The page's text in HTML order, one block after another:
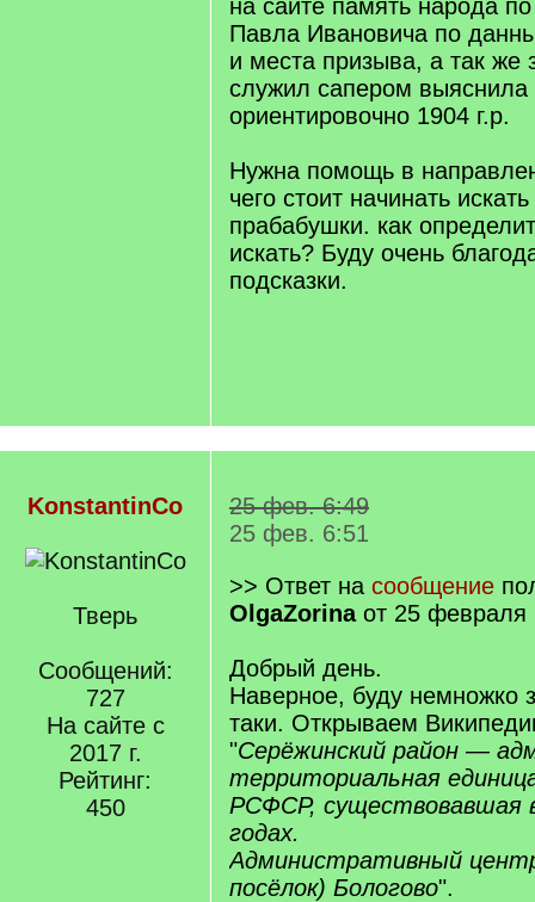
на сайте память народа
Павла Ивановича по
и места призыва, а так же
служил сапером выяснила
ориентировочно 1904 г.р.
Нужна помощь в
чего стоит начинать
прабабушки. как
искать? Буду очень
подсказки.
KonstantinCo
Тверь
Сообщений:
727
На сайте с
2017 г.
Рейтинг:
450
25 фев. 6:49
25 фев. 6:51
>> Ответ на сообщение
OlgaZorinaот 25 февраля
Добрый день.
Наверное, буду немножко
таки. Открываем
"Серёжинский район —
территориальная
РСФСР, существовавшая
годах.
Административный
посёлок) Бологово".